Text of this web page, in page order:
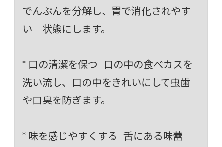
でんぷんを分解し、胃で消化されやす
い 状態にします。
* 口の清潔を保つ 口の中の食べカスを
洗い流し、口の中をきれいにして虫歯
や口臭を防ぎます。
* 味を感じやすくする 舌にある味蕾